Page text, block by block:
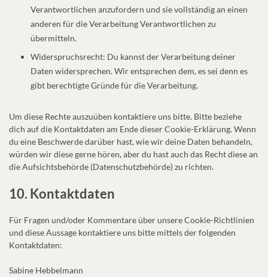
Verantwortlichen anzufordern und sie vollständig an einen
anderen für die Verarbeitung Verantwortlichen zu
übermitteln.
Widerspruchsrecht: Du kannst der Verarbeitung deiner
Daten widersprechen. Wir entsprechen dem, es sei denn es
gibt berechtigte Gründe für die Verarbeitung.
Um diese Rechte auszuüben kontaktiere uns bitte. Bitte beziehe
dich auf die Kontaktdaten am Ende dieser Cookie-Erklärung. Wenn
du eine Beschwerde darüber hast, wie wir deine Daten behandeln,
würden wir diese gerne hören, aber du hast auch das Recht diese an
die Aufsichtsbehörde (Datenschutzbehörde) zu richten.
10. Kontaktdaten
Für Fragen und/oder Kommentare über unsere Cookie-Richtlinien
und diese Aussage kontaktiere uns bitte mittels der folgenden
Kontaktdaten:
Sabine Hebbelmann